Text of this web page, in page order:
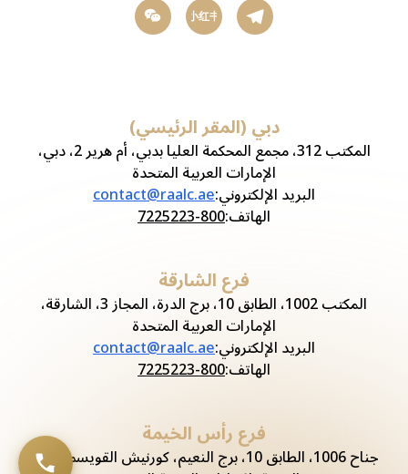
小红书
دبي (المقر الرئيسي)
المكتب 312، مجمع المحكمة العليا بدبي، أم هرير 2، دبي،
الإمارات العربية المتحدة
البريد الإلكتروني:
contact@raalc.ae
الهاتف:
800-7225223
فرع الشارقة
المكتب 1002، الطابق 10، برج الدرة، المجاز 3، الشارقة،
الإمارات العربية المتحدة
البريد الإلكتروني:
contact@raalc.ae
الهاتف:
800-7225223
فرع رأس الخيمة
جناح 1006، الطابق 10، برج النعيم، كورنيش القويسم، رأس